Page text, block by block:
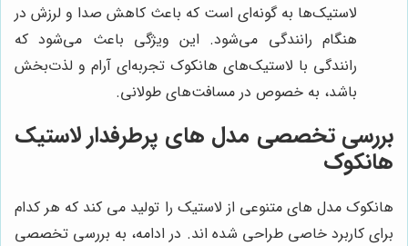
لاستیک‌ها به گونه‌ای است که باعث کاهش صدا و لرزش در
هنگام رانندگی می‌شود. این ویژگی باعث می‌شود که
رانندگی با لاستیک‌های هانکوک تجربه‌ای آرام و لذت‌بخش
باشد، به خصوص در مسافت‌های طولانی.
بررسی تخصصی مدل های پرطرفدار لاستیک
هانکوک
هانکوک مدل های متنوعی از لاستیک را تولید می کند که هر کدام
برای کاربرد خاصی طراحی شده اند. در ادامه، به بررسی تخصصی